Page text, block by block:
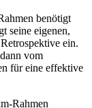
benötigt
seine eigenen,
ein.
vom
für eine effektive
Rahmen